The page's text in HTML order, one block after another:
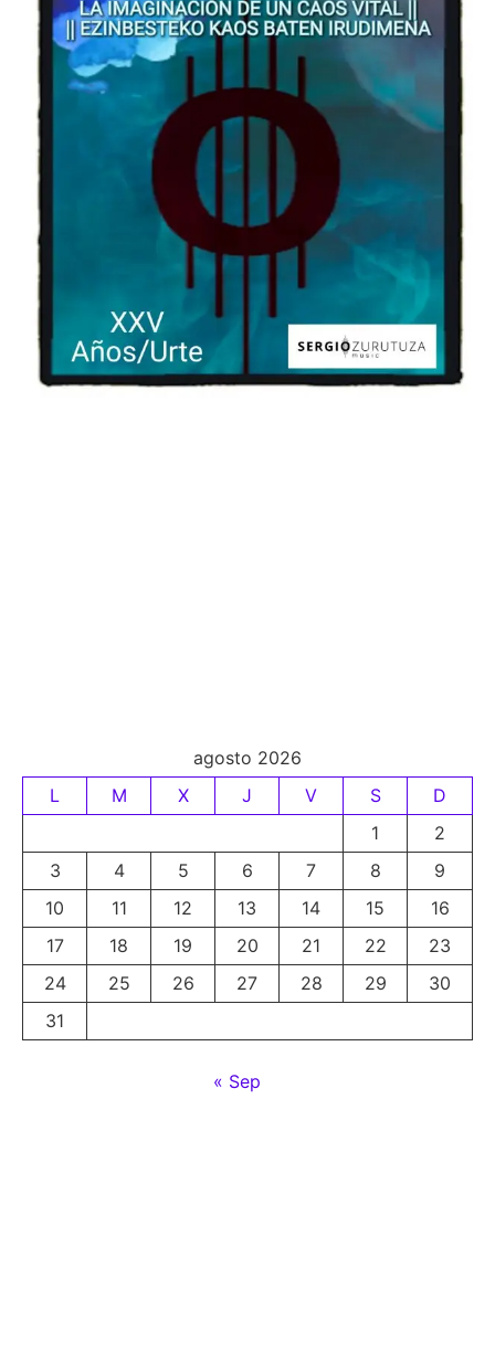
agosto 2026
L
M X J V S
D
1
2
3
4 5 6 7 8
9
10
11 12 13 14 15
16
17
18 19 20 21 22
23
24
25 26 27 28 29
30
31
« Sep